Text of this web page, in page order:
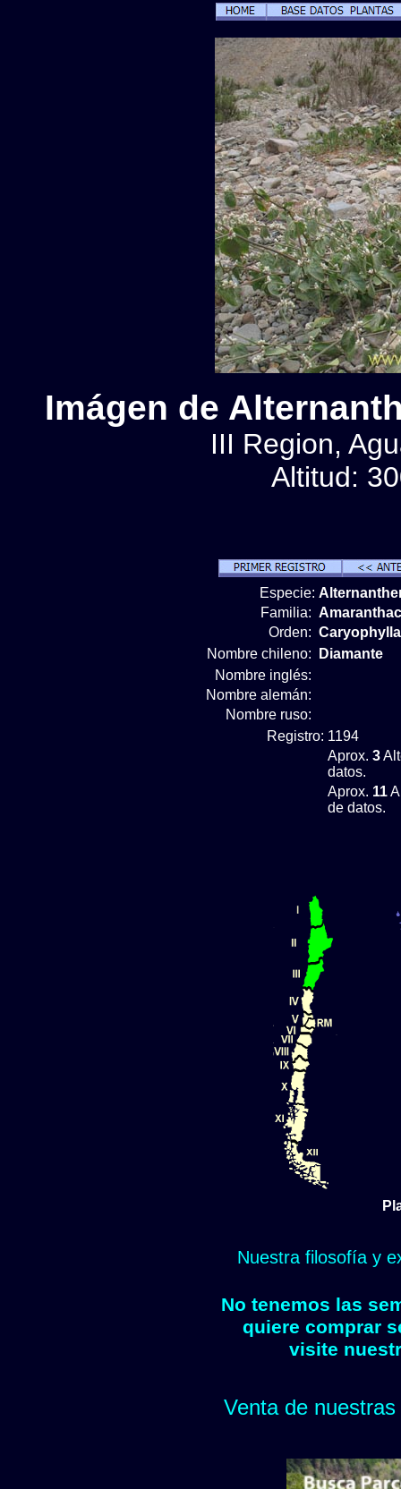
Imágen de
III Region,
Altitud:
Especie:
Familia:
Orden:
Nombre chileno:
Diamante
Nombre inglés:
Nombre alemán:
Nombre ruso:
Registro: 1194
Aprox. 3
datos.
Aprox. 11
de datos.
Nuestra filosofía y
No tenemos las
quiere comprar
visite
Venta de